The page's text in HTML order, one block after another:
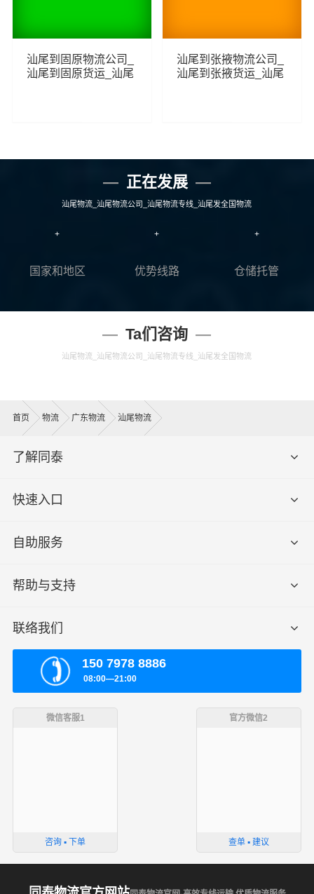
汕尾到固原物流公司_
汕尾到固原货运_汕尾
汕尾到张掖物流公司_
汕尾到张掖货运_汕尾
正在发展
汕尾物流_汕尾物流公司_汕尾物流专线_汕尾发全国物流
+
国家和地区
+
优势线路
+
仓储托管
Ta们咨询
汕尾物流_汕尾物流公司_汕尾物流专线_汕尾发全国物流
首页 物流 广东物流 汕尾物流
了解同泰
快速入口
自助服务
帮助与支持
联络我们
150 7978 8886
08:00—21:00
微信客服1
咨询 ▪ 下单
官方微信2
查单 ▪ 建议